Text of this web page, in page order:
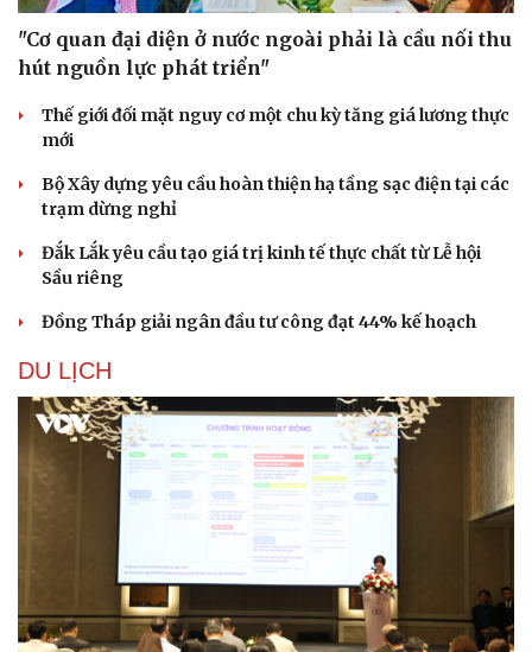
Nhi khoa
Nam khoa
Làm đẹp - giảm cân
Phòng mạch online
Ăn sạch sống khỏe
"Cơ quan đại diện ở nước ngoài phải là cầu nối thu
hút nguồn lực phát triển"
Thế giới đối mặt nguy cơ một chu kỳ tăng giá lương thực
mới
Bộ Xây dựng yêu cầu hoàn thiện hạ tầng sạc điện tại các
trạm dừng nghỉ
Đắk Lắk yêu cầu tạo giá trị kinh tế thực chất từ Lễ hội
Sầu riêng
Đồng Tháp giải ngân đầu tư công đạt 44% kế hoạch
DU LỊCH